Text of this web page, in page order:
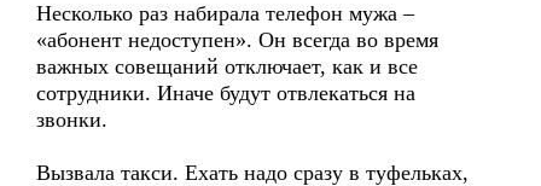
Несколько раз набирала телефон мужа –
«абонент недоступен». Он всегда во время
важных совещаний отключает, как и все
сотрудники. Иначе будут отвлекаться на
звонки.
Вызвала такси. Ехать надо сразу в туфельках,